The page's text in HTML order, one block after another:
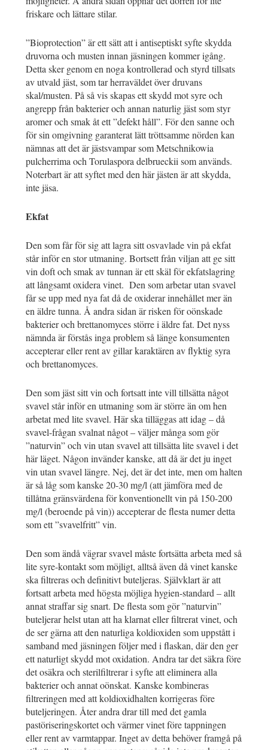
friskare och lättare stilar.
”Bioprotection” är ett sätt att i antiseptiskt syfte skydda
druvorna och musten innan jäsningen kommer igång.
Detta sker genom en noga kontrollerad och styrd tillsats
av utvald jäst, som tar herraväldet över druvans
skal/musten. På så vis skapas ett skydd mot syre och
angrepp från bakterier och annan naturlig jäst som styr
aromer och smak åt ett ”defekt håll”. För den sanne och
för sin omgivning garanterat lätt tröttsamme nörden kan
nämnas att det är jästsvampar som Metschnikowia
pulcherrima och Torulaspora delbrueckii som används.
Noterbart är att syftet med den här jästen är att skydda,
inte jäsa.
Ekfat
Den som får för sig att lagra sitt osvavlade vin på ekfat
står inför en stor utmaning. Bortsett från viljan att ge sitt
vin doft och smak av tunnan är ett skäl för ekfatslagring
att långsamt oxidera vinet. Den som arbetar utan svavel
får se upp med nya fat då de oxiderar innehållet mer än
en äldre tunna. Å andra sidan är risken för oönskade
bakterier och brettanomyces större i äldre fat. Det nyss
nämnda är förstås inga problem så länge konsumenten
accepterar eller rent av gillar karaktären av flyktig syra
och brettanomyces.
Den som jäst sitt vin och fortsatt inte vill tillsätta något
svavel står inför en utmaning som är större än om hen
arbetat med lite svavel. Här ska tilläggas att idag – då
svavel-frågan svalnat något – väljer många som gör
”naturvin” och vin utan svavel att tillsätta lite svavel i det
här läget. Någon invänder kanske, att då är det ju inget
vin utan svavel längre. Nej, det är det inte, men om halten
är så låg som kanske 20-30 mg/l (att jämföra med de
tillåtna gränsvärdena för konventionellt vin på 150-200
mg/l (beroende på vin)) accepterar de flesta numer detta
som ett ”svavelfritt” vin.
Den som ändå vägrar svavel måste fortsätta arbeta med så
lite syre-kontakt som möjligt, alltså även då vinet kanske
ska filtreras och definitivt buteljeras. Självklart är att
fortsatt arbeta med högsta möjliga hygien-standard – allt
annat straffar sig snart. De flesta som gör ”naturvin”
buteljerar helst utan att ha klarnat eller filtrerat vinet, och
de ser gärna att den naturliga koldioxiden som uppstått i
samband med jäsningen följer med i flaskan, där den ger
ett naturligt skydd mot oxidation. Andra tar det säkra före
det osäkra och sterilfiltrerar i syfte att eliminera alla
bakterier och annat oönskat. Kanske kombineras
filtreringen med att koldioxidhalten korrigeras före
buteljeringen. Åter andra drar till med det gamla
pastöriseringskortet och värmer vinet före tappningen
eller rent av varmtappar. Inget av detta behöver framgå på